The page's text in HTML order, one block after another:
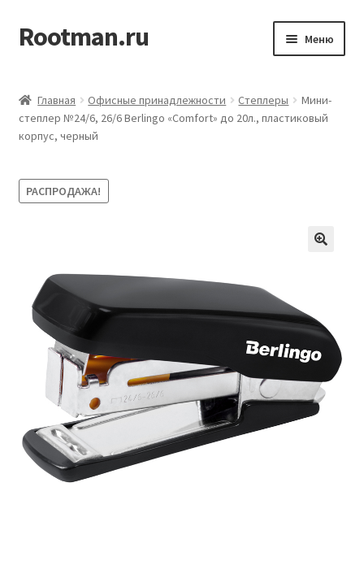
Перейти
к
Перейти
к
Rootman.ru Меню
меню
Офисные принадлежности
Товары для учёбы
меню
Главная Офисные принадлежности Степлеры
Мини-
степлер №24/6, 26/6 Berlingo «Comfort» до 20л., пластиковый
корпус, черный
РАСПРОДАЖА!